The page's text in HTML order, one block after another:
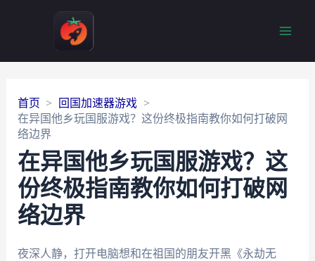
首页
回国加速器游戏
在异国他乡玩国服游戏？这份终极指南教你如何打破网
络边界
在异国他乡玩国服游戏？这
份终极指南教你如何打破网
络边界
夜深人静，打开电脑想和在祖国的朋友开黑《永劫无